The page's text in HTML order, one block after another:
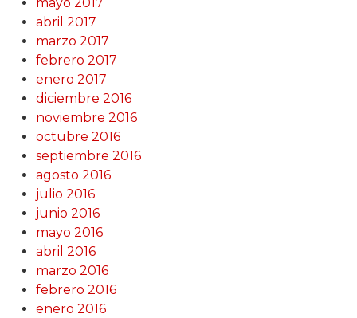
mayo 2017
abril 2017
marzo 2017
febrero 2017
enero 2017
diciembre 2016
noviembre 2016
octubre 2016
septiembre 2016
agosto 2016
julio 2016
junio 2016
mayo 2016
abril 2016
marzo 2016
febrero 2016
enero 2016